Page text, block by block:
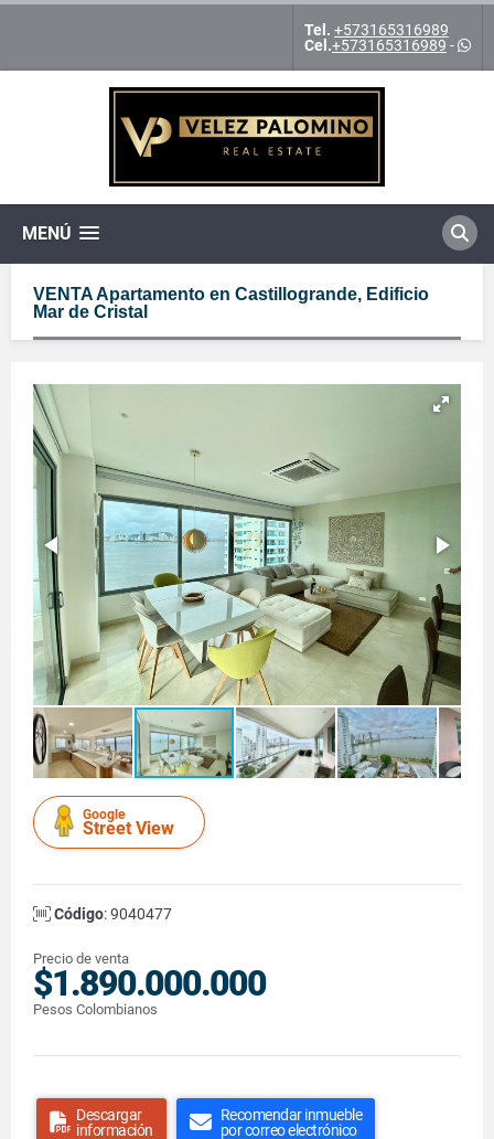
Tel. +573165316989
Cel.+573165316989 -
MENÚ
VENTA Apartamento en Castillogrande, Edificio
Mar de Cristal
Google
Street View
Código: 9040477
Precio de venta
$1.890.000.000
Pesos Colombianos
Descargar
información
Recomendar inmueble
por correo electrónico